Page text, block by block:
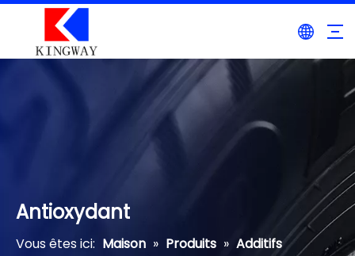
Antioxydant
Vous êtes ici: Maison » Produits » Additifs